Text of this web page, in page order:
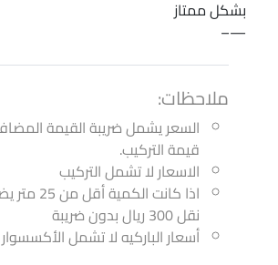
بشكل ممتاز
—–
ملاحظات:
السعر يشمل ضريبة القيمة
قيمة التركيب.
الاسعار لا تشمل التركيب
اذا كانت
نقل 300 ريال بدون ضريبة
أسعار الباركيه لا تشمل الأكسسوار